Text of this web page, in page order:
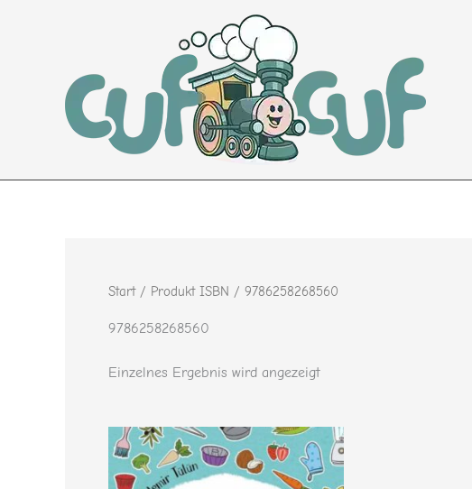
Start/ Produkt ISBN / 9786258268560
9786258268560
Einzelnes Ergebnis wird angezeigt